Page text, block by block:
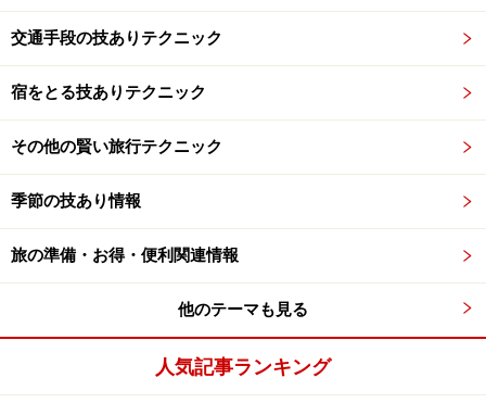
交通手段の技ありテクニック
宿をとる技ありテクニック
その他の賢い旅行テクニック
季節の技あり情報
旅の準備・お得・便利関連情報
他のテーマも見る
人気記事ランキング